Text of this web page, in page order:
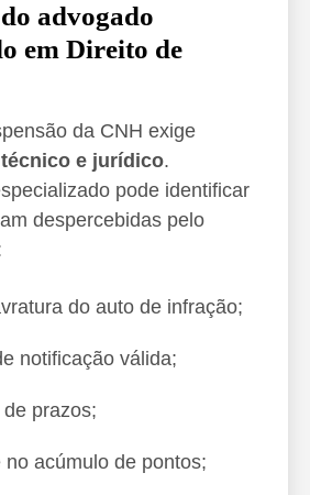
advogado
em Direito de
da CNH exige
e jurídico.
pode identificar
despercebidas pelo
do auto de infração;
notificação válida;
prazos;
no acúmulo de pontos;